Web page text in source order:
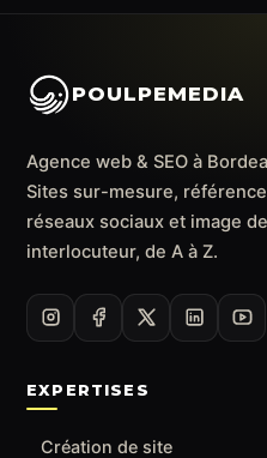
POULPEMEDIA
Agence web & SEO à
Sites sur-mesure,
réseaux sociaux et image
interlocuteur, de A à Z.
EXPERTISES
Création de site